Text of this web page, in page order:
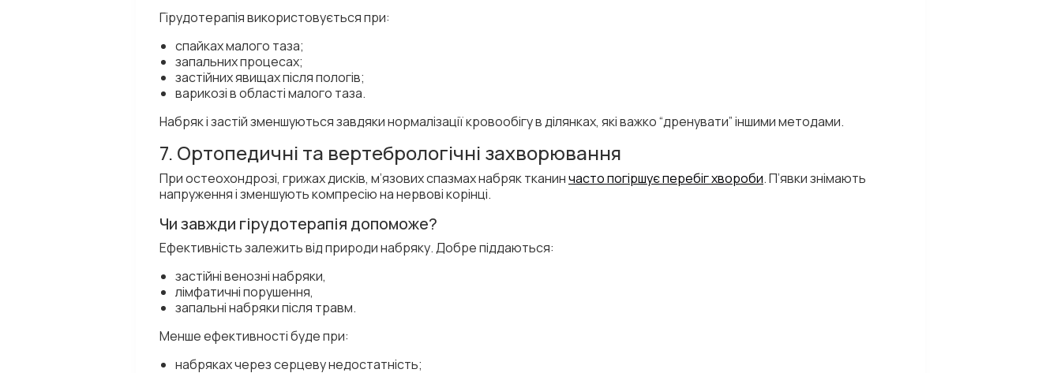
Гірудотерапія використовується при:
спайках малого таза;
запальних процесах;
застійних явищах після пологів;
варикозі в області малого таза.
Набряк і застій зменшуються завдяки нормалізації кровообігу в ділянках, які важко “дренувати” іншими методами.
7. Ортопедичні та вертебрологічні захворювання
При остеохондрозі, грижах дисків, м’язових спазмах набряк тканинчасто погіршує перебіг хвороби. П’явки знімають
напруження і зменшують компресію на нервові корінці.
Чи завжди гірудотерапія допоможе?
Ефективність залежить від природи набряку. Добре піддаються:
застійні венозні набряки,
лімфатичні порушення,
запальні набряки після травм.
Менше ефективності буде при:
набряках через серцеву недостатність;